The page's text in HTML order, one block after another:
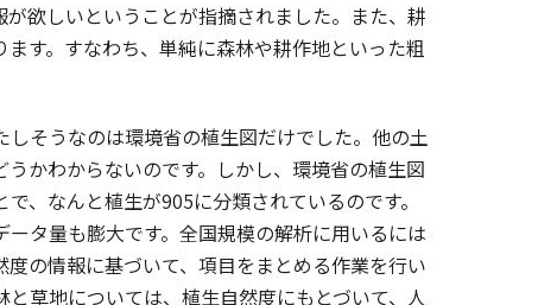
欲しいということが指摘されました。また、耕
す。すなわち、単純に森林や耕作地といった粗
そうなのは環境省の植生図だけでした。他の土
かわからないのです。しかし、環境省の植生図
、なんと植生が905に分類されているのです。
タ量も膨大です。全国規模の解析に用いるには
の情報に基づいて、項目をまとめる作業を行い
草地については、植生自然度にもとづいて、人